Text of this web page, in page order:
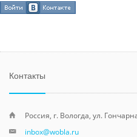
Контакты
Россия, г. Вологда, ул.
inbox@wobla.ru